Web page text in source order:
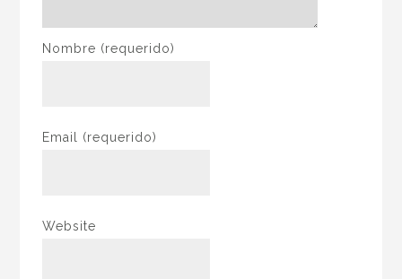
Nombre (requerido)
Email (requerido)
Website